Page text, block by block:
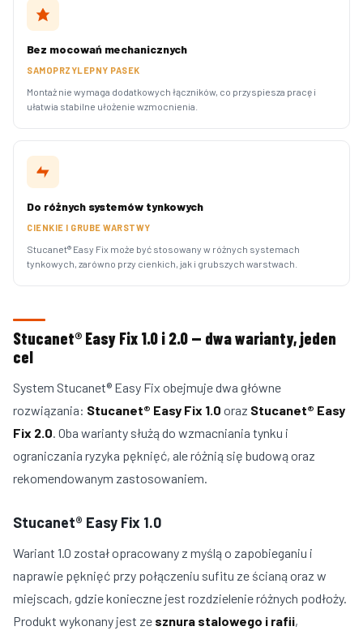
Bez mocowań mechanicznych
SAMOPRZYLEPNY PASEK
Montaż nie wymaga dodatkowych łączników, co przyspiesza pracę i
ułatwia stabilne ułożenie wzmocnienia.
Do różnych systemów tynkowych
CIENKIE I GRUBE WARSTWY
Stucanet® Easy Fix może być stosowany w różnych systemach
tynkowych, zarówno przy cienkich, jak i grubszych warstwach.
Stucanet® Easy Fix 1.0 i 2.0 — dwa warianty, jeden
cel
System Stucanet® Easy Fix obejmuje dwa główne
rozwiązania: Stucanet® Easy Fix 1.0 oraz Stucanet® Easy
Fix 2.0. Oba warianty służą do wzmacniania tynku i
ograniczania ryzyka pęknięć, ale różnią się budową oraz
rekomendowanym zastosowaniem.
Stucanet® Easy Fix 1.0
Wariant 1.0 został opracowany z myślą o zapobieganiu i
naprawie pęknięć przy połączeniu sufitu ze ścianą oraz w
miejscach, gdzie konieczne jest rozdzielenie różnych podłoży.
Produkt wykonany jest ze sznura stalowego i rafii,